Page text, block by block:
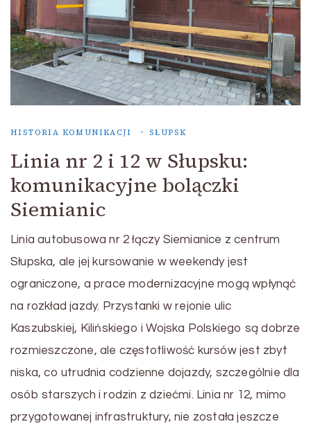
HISTORIA KOMUNIKACJI SŁUPSK
Linia nr 2 i 12 w Słupsku:
komunikacyjne bolączki
Siemianic
Linia autobusowa nr 2 łączy Siemianice z centrum
Słupska, ale jej kursowanie w weekendy jest
ograniczone, a prace modernizacyjne mogą wpłynąć
na rozkład jazdy. Przystanki w rejonie ulic
Kaszubskiej, Kilińskiego i Wojska Polskiego są dobrze
rozmieszczone, ale częstotliwość kursów jest zbyt
niska, co utrudnia codzienne dojazdy, szczególnie dla
osób starszych i rodzin z dziećmi. Linia nr 12, mimo
przygotowanej infrastruktury, nie została jeszcze